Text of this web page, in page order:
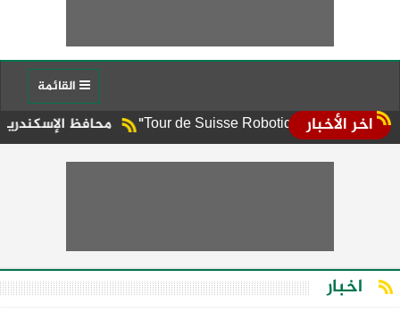
اخر الأخبار محافظ الإسكندرية يوجه برفع
اخبار